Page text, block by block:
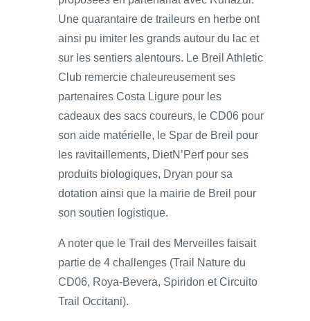
Une quarantaire de traileurs en herbe ont
ainsi pu imiter les grands autour du lac et
sur les sentiers alentours. Le Breil Athletic
Club remercie chaleureusement ses
partenaires Costa Ligure pour les
cadeaux des sacs coureurs, le CD06 pour
son aide matérielle, le Spar de Breil pour
les ravitaillements, DietN’Perf pour ses
produits biologiques, Dryan pour sa
dotation ainsi que la mairie de Breil pour
son soutien logistique.
A noter que le Trail des Merveilles faisait
partie de 4 challenges (Trail Nature du
CD06, Roya-Bevera, Spiridon et Circuito
Trail Occitani).